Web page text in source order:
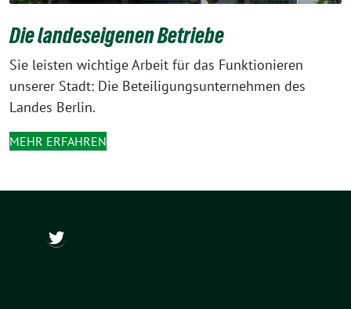
Die landeseigenen Betriebe
Sie leisten wichtige Arbeit für das Funktionieren
unserer Stadt: Die Beteiligungsunternehmen des
Landes Berlin.
MEHR ERFAHREN
@ch_wapler